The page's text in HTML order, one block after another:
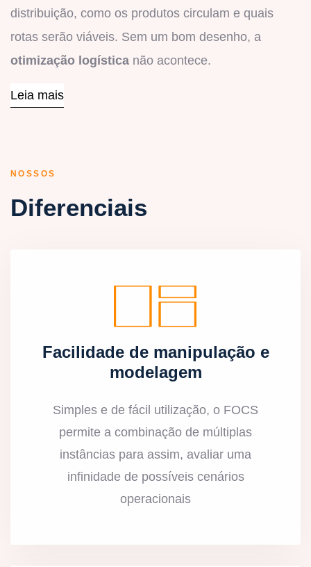
distribuição, como os produtos circulam e quais
rotas serão viáveis. Sem um bom desenho, a
otimização logística não acontece.
Leia mais
NOSSOS
Diferenciais
Facilidade de manipulação e
modelagem
Simples e de fácil utilização, o FOCS
permite a combinação de múltiplas
instâncias para assim, avaliar uma
infinidade de possíveis cenários
operacionais